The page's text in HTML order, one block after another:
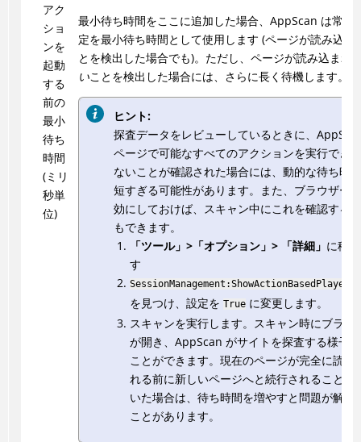
アク
ショ
ンを
起動
する
前の
最小
待ち
時間
(ミリ
秒単
位)
最小待ち時間をここに追加した場合、 AppScan は常に
定を最小待ち時間として使用します (ページが読み込ま
とを検出した場合でも)。ただし、ページが読み込まれ
いことを検出した場合には、さらに長く待機します。
ヒント:
探査データをレビューしているときに、
ページで可能なすべてのアクションを実行でき
ないことが確認された場合には、動的な待ち時
短すぎる可能性があります。また、ブラウザー
効にしておけば、スキャン中にこれを確認する
もできます。
「ツール」>「オプション」> 「詳細」 に移
す
を見つけ、設定を Trueに変更します。
スキャンを実行します。スキャン時にブラウ
が開き、 AppScan がサイトを探査する様子
ことができます。現在のページが完全に読み
れる前に新しいページへと続行されることに
いた場合は、待ち時間を増やすと問題が解決
ことがあります。